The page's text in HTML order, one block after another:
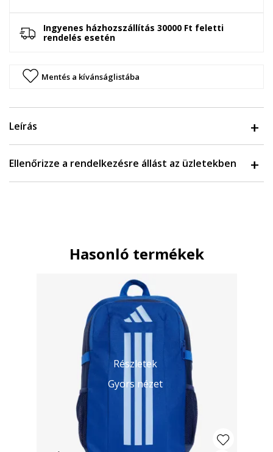
Ingyenes házhozszállítás 30000 Ft feletti
rendelés esetén
Mentés a kívánságlistába
Leírás
Ellenőrizze a rendelkezésre állást az üzletekben
Hasonló termékek
Részletek
Gyors nézet